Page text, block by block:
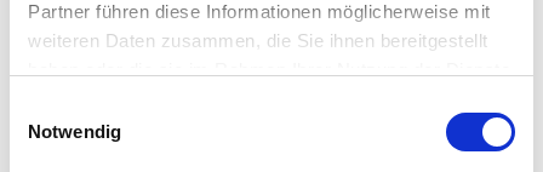
Partner führen diese Informationen möglicherweise mit
weiteren Daten zusammen, die Sie ihnen bereitgestellt
Notwendig
Nein
Anmeldeunterlagen und dem Executive Summary Report,
Qualitätssicherung des Reports B, Seminarskript, Blöcke,